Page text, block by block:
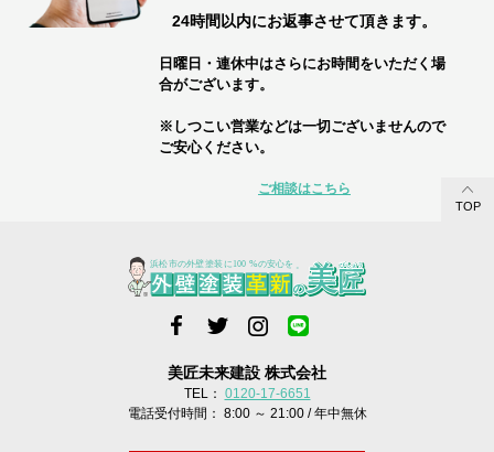
24時間以内にお返事させて頂きます。
日曜日・連休中はさらにお時間をいただく場
合がございます。
※しつこい営業などは一切ございませんので
ご安心ください。
ご相談はこちら
TOP
美匠未来建設 株式会社
TEL： 0120-17-6651
電話受付時間： 8:00 ～ 21:00 / 年中無休